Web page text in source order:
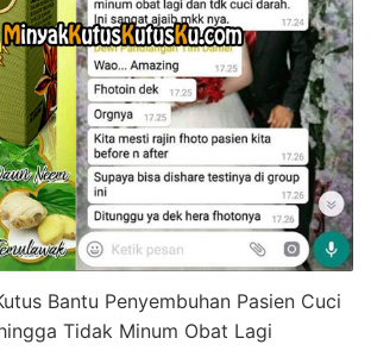
Bantu Penyembuhan Pasien Cuci
Tidak Minum Obat Lagi